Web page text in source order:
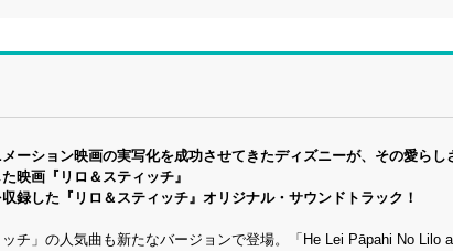
ーション映画の実写化を成功させてきたディズニーが、その愛ら
映画『リロ＆スティッチ』
録した『リロ＆スティッチ』オリジナル・サウンドトラック！
チ」の人気曲も新たなバージョンで登場。「He Lei Pāpahi No Lilo